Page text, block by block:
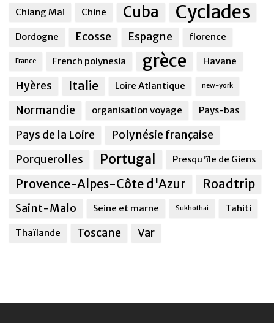
Chiang Mai Chine Cuba Cyclades
Dordogne Ecosse Espagne florence
France French polynesia grèce Havane
Hyères Italie Loire Atlantique new-york
Normandie organisation voyage Pays-bas
Pays de la Loire
Polynésie française
Porquerolles
Portugal Presqu'île de Giens
Provence-Alpes-Côte d'Azur Roadtrip
Saint-Malo Seine et marne Sukhothai Tahiti
Thaïlande Toscane Var